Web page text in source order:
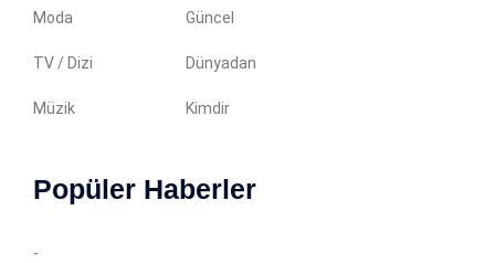
Moda Güncel
TV / Dizi Dünyadan
Müzik Kimdir
Popüler Haberler
-